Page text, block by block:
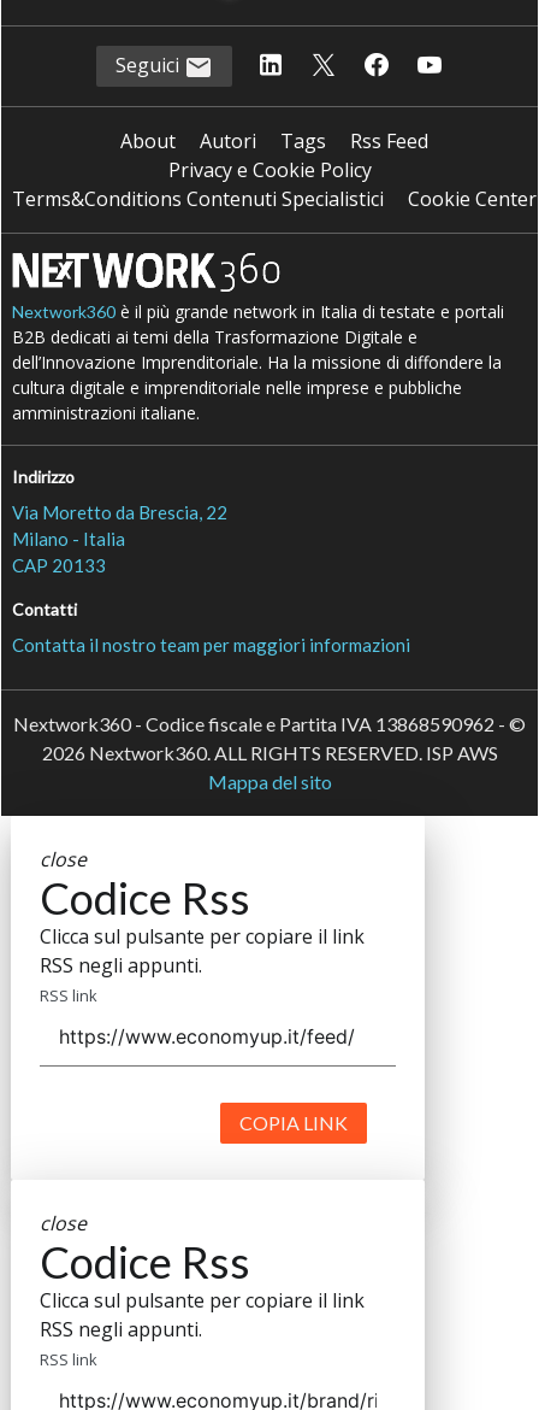
Seguici
About Autori Tags
Rss Feed
Privacy e Cookie Policy
Terms&Conditions Contenuti Specialistici
Cookie Center
Nextwork360 è il più grande network in Italia di testate e portali
B2B dedicati ai temi della Trasformazione Digitale e
dell’Innovazione Imprenditoriale. Ha la missione di diffondere la
cultura digitale e imprenditoriale nelle imprese e pubbliche
amministrazioni italiane.
Indirizzo
Via Moretto da Brescia, 22
Milano - Italia
CAP 20133
Contatti
Contatta il nostro team per maggiori informazioni
Nextwork360 - Codice fiscale e Partita IVA 13868590962 - ©
2026 Nextwork360. ALL RIGHTS RESERVED. ISP AWS
Mappa del sito
close
Codice Rss
Clicca sul pulsante per copiare il link
RSS negli appunti.
RSS link
COPIA LINK
close
Codice Rss
Clicca sul pulsante per copiare il link
RSS negli appunti.
RSS link